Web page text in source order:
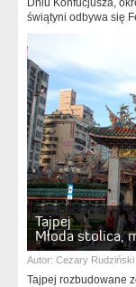
Dniu Konfucjusza,
świątyni odbywa się
Tajpej
Młoda stolica,
Autor: Cezary Rudziński
Tajpej rozbudowane